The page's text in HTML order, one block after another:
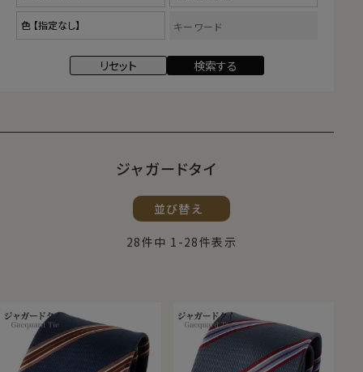
ジャガードタイ
並び替え
28件中 1 -28件表示